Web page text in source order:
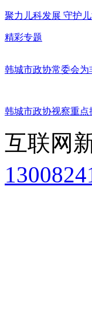
聚力儿科发展 守护
精彩专题
韩城市政协常委会
韩城市政协视察重点
互联网